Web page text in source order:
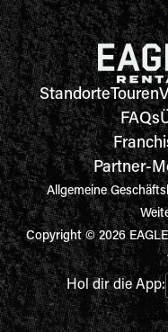
StandorteTouren
FAQs
Partner-
Allgemeine
Copyright © 2026
Hol dir die App: